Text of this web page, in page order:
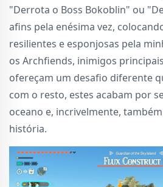
"Derrota o Boss Bokoblin" ou
afins pela enésima vez,
resilientes e esponjosas pela
os Archfiends, inimigos
ofereçam um desafio diferente
com o resto, estes acabam por
oceano e, incrivelmente,
história.